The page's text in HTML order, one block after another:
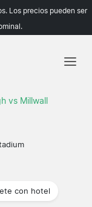
Los precios pueden ser
vs Millwall
con hotel